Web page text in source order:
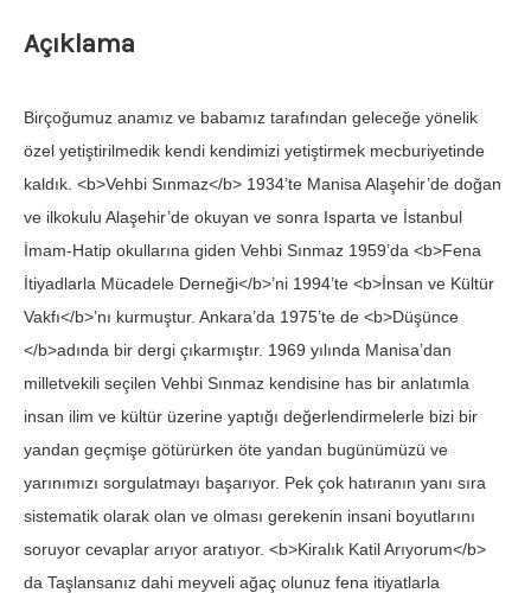
Açıklama
Birçoğumuz anamız ve babamız tarafından geleceğe yö­nelik
özel yetiştirilmedik kendi kendimizi yetiştirmek mec­buriyetinde
kaldık. <b>Vehbi Sınmaz</b> 1934’te Manisa Alaşehir’de doğan
ve ilkokulu Alaşehir’de okuyan ve sonra Isparta ve İs­tanbul
İmam-Hatip okullarına giden Vehbi Sınmaz 1959’da <b>Fena
İtiyadlarla Mücadele Derneği</b>’ni 1994’te <b>İnsan ve Kültür
Vakfı</b>’nı kurmuştur. Ankara’da 1975’te de <b>Düşünce
</b>adında bir dergi çıkarmıştır. 1969 yılında Manisa’dan
milletvekili seçilen Vehbi Sınmaz kendisine has bir anlatımla
insan ilim ve kültür üzerine yaptığı değerlendirmelerle bizi bir
yandan geçmişe götürürken öte yandan bugünümüzü ve
yarınımızı sorgulatmayı başarıyor. Pek çok hatıranın yanı sıra
sistematik olarak olan ve olması gerekenin insani boyutlarını
soruyor cevaplar arıyor aratıyor. <b>Kiralık Katil Arıyorum</b>
da Taşlansanız dahi meyveli ağaç olunuz fena itiyatlarla